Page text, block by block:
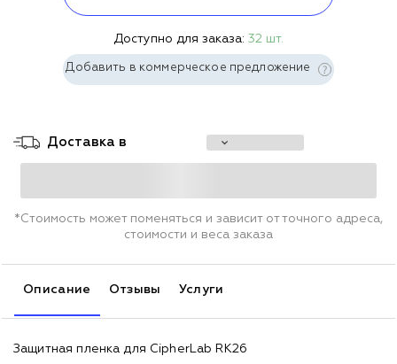
Доступно для заказа: 32 шт.
Добавить в коммерческое предложение
Доставка в
*Стоимость может поменяться и зависит от точного адреса,
стоимости и веса заказа
Описание Отзывы Услуги
Защитная пленка для CipherLab RK26